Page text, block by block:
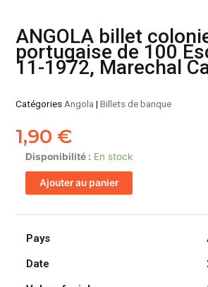
ANGOLA billet
portugaise de 100
11-1972, Marechal
CatégoriesAngola |Billets de banque
1,90€
Disponibilité : En stock
quantité
de
ANGOLA
colonie
portugaise
100
Ajouter au panier
Pays
Date